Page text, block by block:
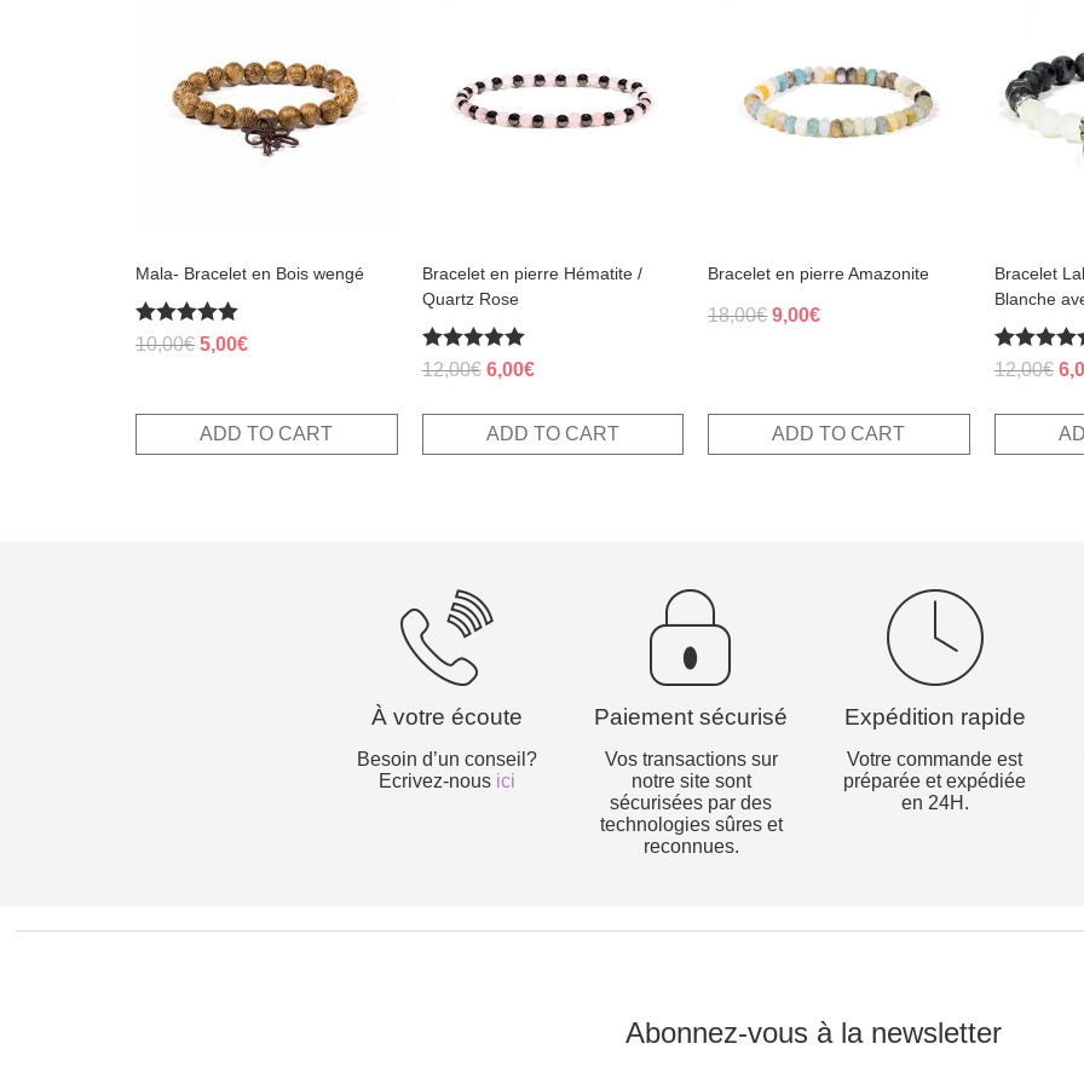
Mala- Bracelet en Bois wengé
Rated
5.00
10,00€ Original
10,00€.
5,00€Current
5,00€.
ADD TO CART
Bracelet en pierre Hématite /
Quartz Rose
Rated
5.00
12,00€ Original
was:
12,00€.
6,00€Current
is:
6,00€.
ADD TO CART
Bracelet en pierre Amazonite
18,00€ Original
9,00€Current
ADD TO CART
Bracelet
Blanche
Rated
5.00
12,00€
À votre écoute
Besoin d’un conseil?
Ecrivez-nous ici
Paiement sécurisé
Vos transactions sur
notre site sont
sécurisées par des
technologies sûres et
reconnues.
Expédition rapide
Votre commande est
préparée et expédiée
en 24H.
Abonnez-vous à la newsletter